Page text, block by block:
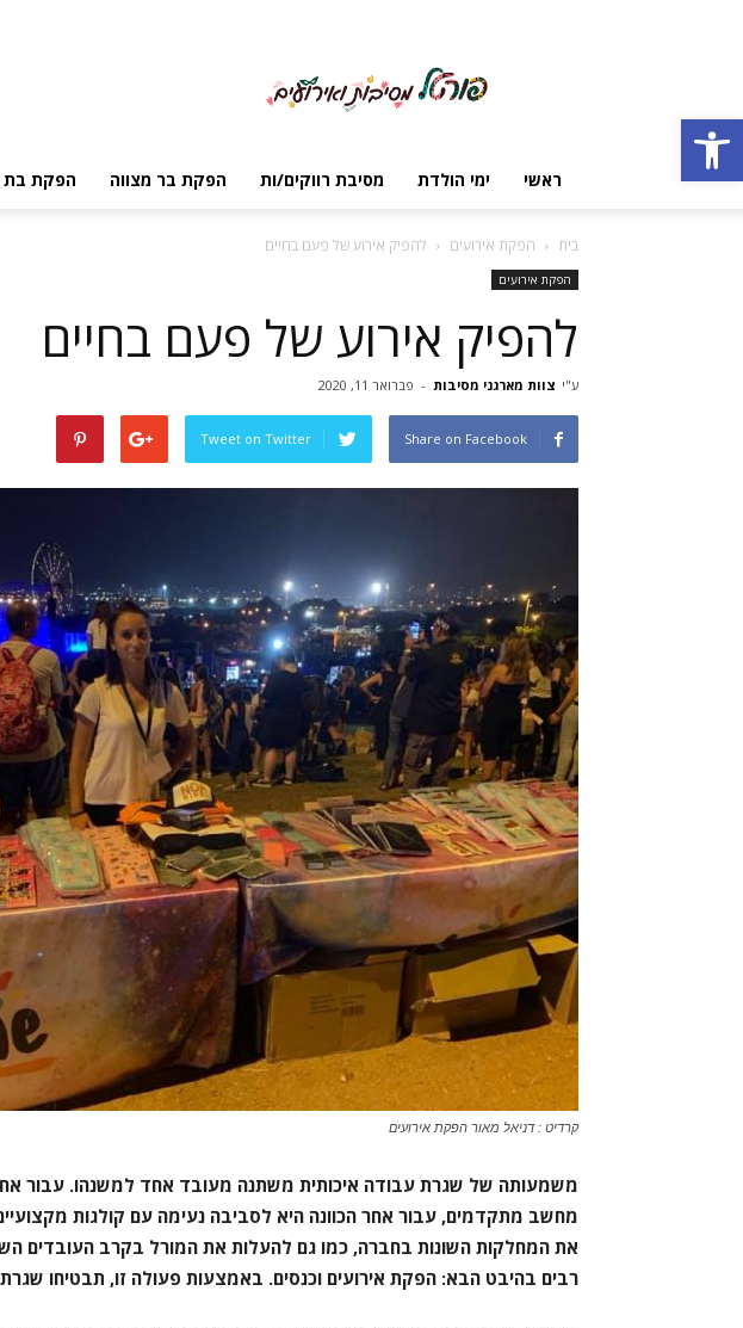
Open toolbar
ואירועים
ראשי ימי הולדת מסיבת רווקים/ות הפקת בר מצווה הפקת בת
בית הפקת אירועים להפיק אירוע של פעם בחיים
הפקת אירועים
להפיק אירוע של פעם בחיים
ע"י צוות מארגני מסיבות - פברואר 11, 2020
Share on Facebook
Tweet on Twitter
קרדיט : דניאל מאור הפקת אירועים
משמעותה של שגרת עבודה איכותית משתנה מעובד אחד למשנהו. עבור
מחשב מתקדמים, עבור אחר הכוונה היא לסביבה נעימה עם קולגות
את המחלקות השונות בחברה, כמו גם להעלות את המורל בקרב העובדים
רבים בהיבט הבא: הפקת אירועים וכנסים. באמצעות פעולה זו, תבטיחו